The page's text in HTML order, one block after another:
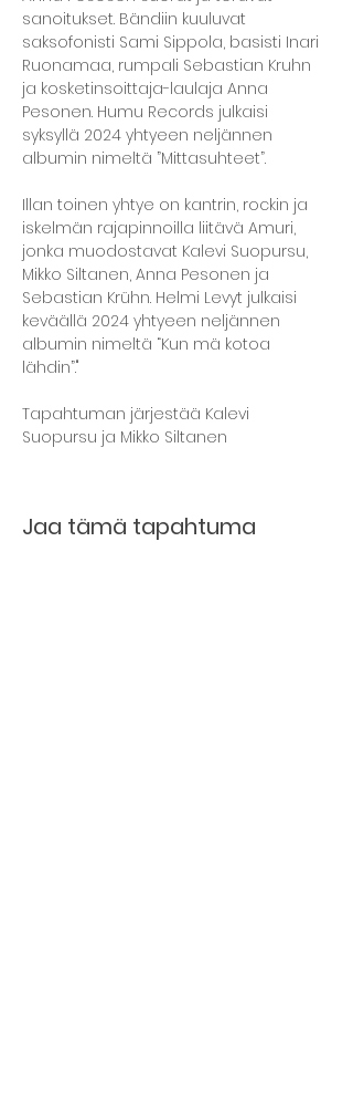
sanoitukset. Bändiin kuuluvat
saksofonisti Sami Sippola, basisti Inari
Ruonamaa, rumpali Sebastian Kruhn
ja kosketinsoittaja-laulaja Anna
Pesonen. Humu Records julkaisi
syksyllä 2024 yhtyeen neljännen
albumin nimeltä ”Mittasuhteet”.
Illan toinen yhtye on kantrin, rockin ja
iskelmän rajapinnoilla liitävä Amuri,
jonka muodostavat Kalevi Suopursu,
Mikko Siltanen, Anna Pesonen ja
Sebastian Krühn. Helmi Levyt julkaisi
keväällä 2024 yhtyeen neljännen
albumin nimeltä “Kun mä kotoa
lähdin”."
Tapahtuman järjestää Kalevi
Suopursu ja Mikko Siltanen
Jaa tämä tapahtuma